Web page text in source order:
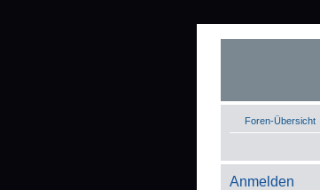
Foren-Übersicht
Anmelden